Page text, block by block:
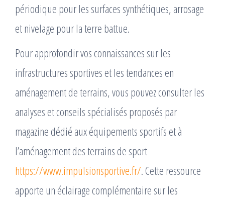
périodique pour les surfaces synthétiques, arrosage
et nivelage pour la terre battue.
Pour approfondir vos connaissances sur les
infrastructures sportives et les tendances en
aménagement de terrains, vous pouvez consulter les
analyses et conseils spécialisés proposés par
magazine dédié aux équipements sportifs et à
l’aménagement des terrains de sport
https://www.impulsionsportive.fr/. Cette ressource
apporte un éclairage complémentaire sur les